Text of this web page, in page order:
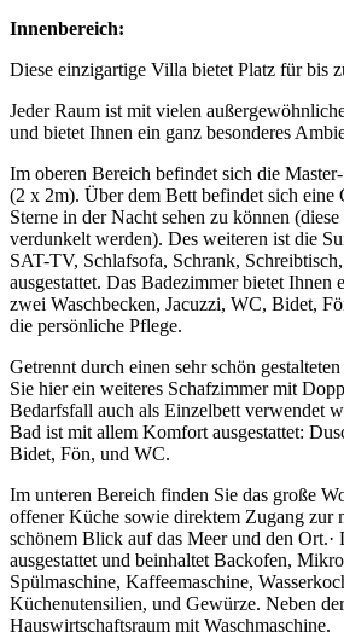
Innenbereich:
Diese einzigartige Villa bietet Platz für bis
Jeder Raum ist mit vielen
und bietet Ihnen ein ganz besonderes
Im oberen Bereich befindet sich die
(2 x 2m). Über dem Bett befindet sich eine
Sterne in der Nacht sehen zu können
verdunkelt werden). Des weiteren ist die
SAT-TV, Schlafsofa, Schrank,
ausgestattet. Das Badezimmer bietet Ihnen
zwei Waschbecken, Jacuzzi, WC, Bidet,
die persönliche Pflege.
Getrennt durch einen sehr schön
Sie hier ein weiteres Schafzimmer mit
Bedarfsfall auch als Einzelbett verwendet
Bad ist mit allem Komfort ausgestattet:
Bidet, Fön, und WC.
Im unteren Bereich finden Sie das große
offener Küche sowie direktem Zugang zur
schönem Blick auf das Meer und den
ausgestattet und beinhaltet Backofen,
Spülmaschine, Kaffeemaschine,
Küchenutensilien, und Gewürze. Neben
Hauswirtschaftsraum mit Waschmaschine.